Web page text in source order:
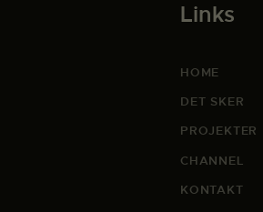
Links
HOME
DET SKER
PROJEKTER
CHANNEL
KONTAKT